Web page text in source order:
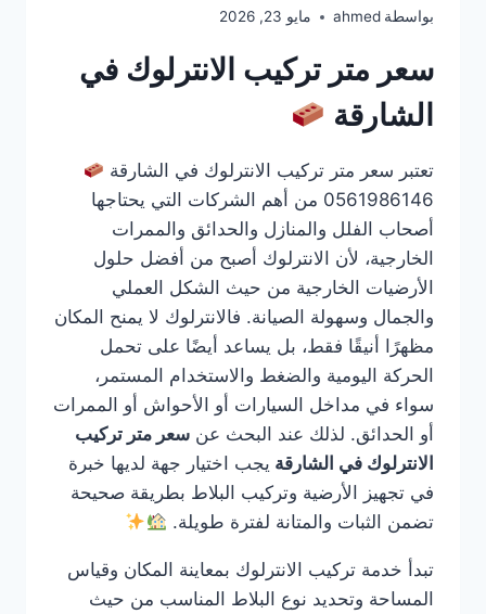
بواسطة ahmed مايو 23, 2026
سعر متر تركيب الانترلوك في
الشارقة
تعتبر سعر متر تركيب الانترلوك في الشارقة
0561986146 من أهم الشركات التي يحتاجها
أصحاب الفلل والمنازل والحدائق والممرات
الخارجية، لأن الانترلوك أصبح من أفضل حلول
الأرضيات الخارجية من حيث الشكل العملي
والجمال وسهولة الصيانة. فالانترلوك لا يمنح المكان
مظهرًا أنيقًا فقط، بل يساعد أيضًا على تحمل
الحركة اليومية والضغط والاستخدام المستمر،
سواء في مداخل السيارات أو الأحواش أو الممرات
أو الحدائق. لذلك عند البحث عن سعر متر تركيب
الانترلوك في الشارقة يجب اختيار جهة لديها خبرة
في تجهيز الأرضية وتركيب البلاط بطريقة صحيحة
تضمن الثبات والمتانة لفترة طويلة.
تبدأ خدمة تركيب الانترلوك بمعاينة المكان وقياس
المساحة وتحديد نوع البلاط المناسب من حيث